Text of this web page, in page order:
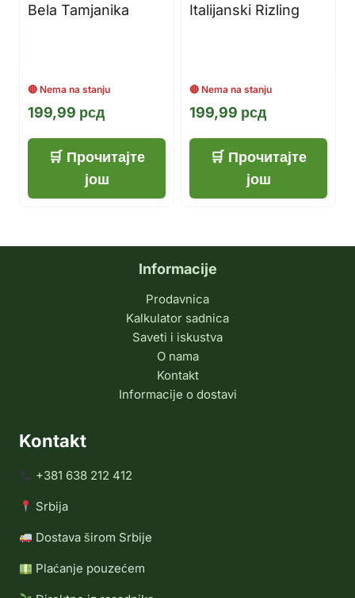
Bela Tamjanika
199,99 рсд
Прочитајте
још
Italijanski Rizling
199,99 рсд
Прочитајте
још
Informacije
Prodavnica
Kalkulator sadnica
Saveti i iskustva
O nama
Kontakt
Informacije o dostavi
Kontakt
+381 638 212 412
Srbija
Dostava širom Srbije
Plaćanje pouzećem